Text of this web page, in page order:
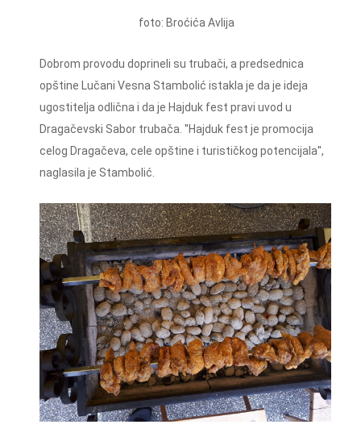
foto: Broćića Avlija
Dobrom provodu doprineli su trubači, a predsednica
opštine Lučani Vesna Stambolić istakla je da je ideja
ugostitelja odlična i da je Hajduk fest pravi uvod u
Dragačevski Sabor trubača. ''Hajduk fest je promocija
celog Dragačeva, cele opštine i turističkog potencijala'',
naglasila je Stambolić.